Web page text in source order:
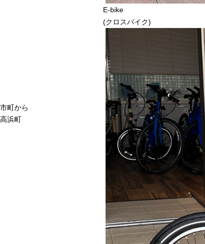
市町から
高浜町
E-bike
(クロスバイク)